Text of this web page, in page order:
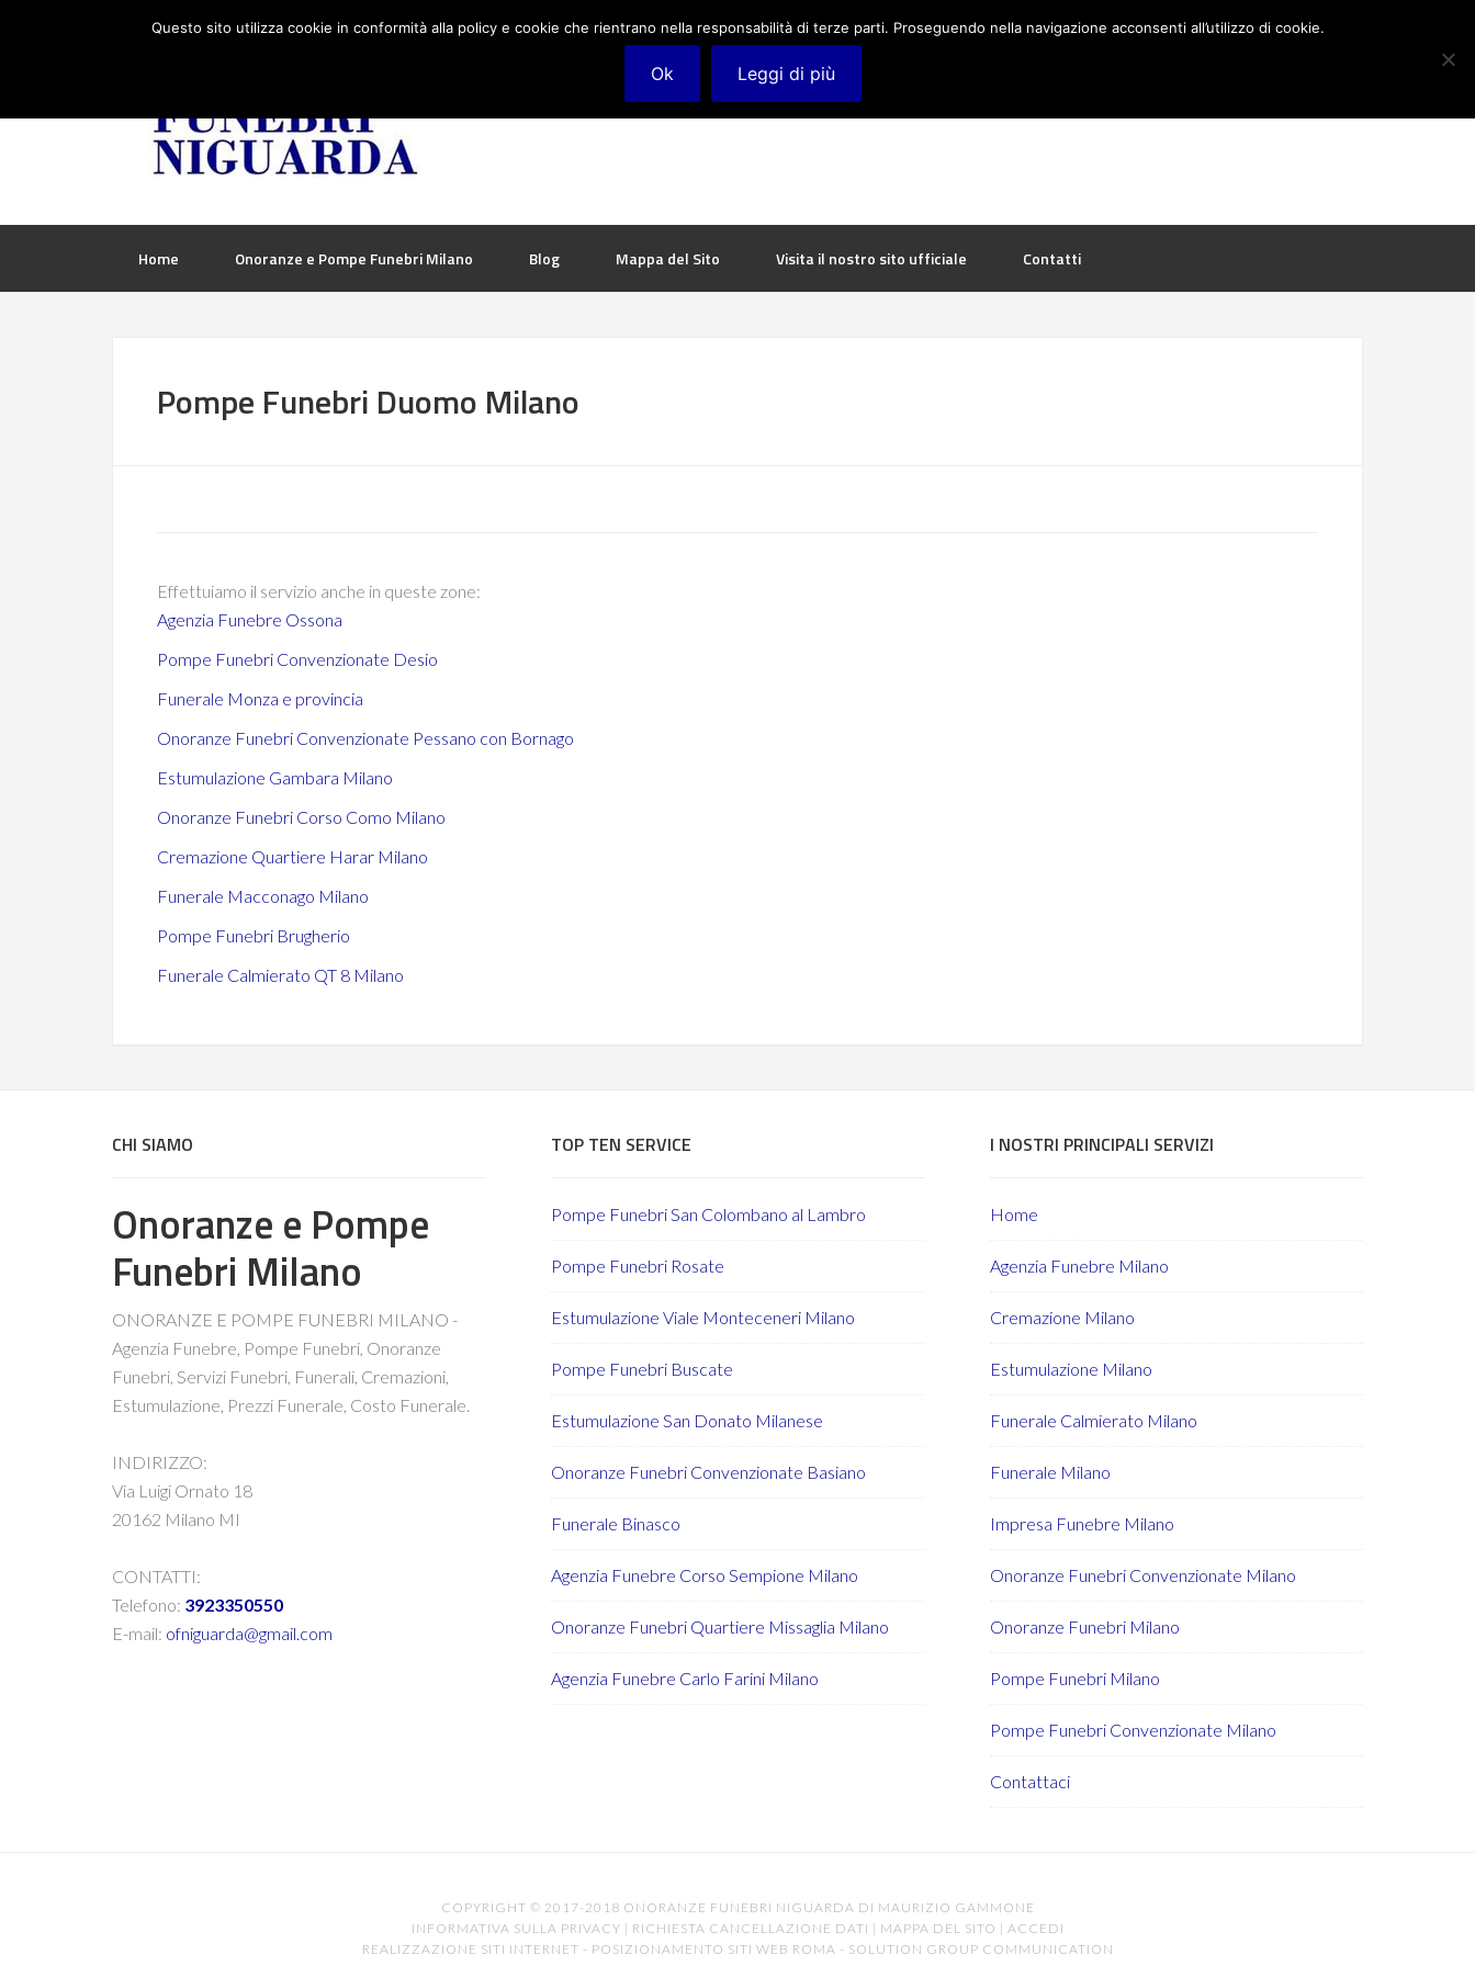
Home Onoranze e Pompe Funebri Milano Blog Mappa del Sito Visita il nostro sito ufficiale Contatti
Pompe Funebri Duomo Milano
Effettuiamo il servizio anche in queste zone:
Agenzia Funebre Ossona
Pompe Funebri Convenzionate Desio
Funerale Monza e provincia
Onoranze Funebri Convenzionate Pessano con Bornago
Estumulazione Gambara Milano
Onoranze Funebri Corso Como Milano
Cremazione Quartiere Harar Milano
Funerale Macconago Milano
Pompe Funebri Brugherio
Funerale Calmierato QT 8 Milano
CHI SIAMO
Onoranze e Pompe
Funebri Milano
ONORANZE E POMPE FUNEBRI MILANO -
Agenzia Funebre, Pompe Funebri, Onoranze
Funebri, Servizi Funebri, Funerali, Cremazioni,
Estumulazione, Prezzi Funerale, Costo Funerale.
INDIRIZZO:
Via Luigi Ornato 18
20162 Milano MI
CONTATTI:
Telefono: 3923350550
E-mail: ofniguarda@gmail.com
TOP TEN SERVICE
Pompe Funebri San Colombano al Lambro
Pompe Funebri Rosate
Estumulazione Viale Monteceneri Milano
Pompe Funebri Buscate
Estumulazione San Donato Milanese
Onoranze Funebri Convenzionate Basiano
Funerale Binasco
Agenzia Funebre Corso Sempione Milano
Onoranze Funebri Quartiere Missaglia Milano
Agenzia Funebre Carlo Farini Milano
I NOSTRI PRINCIPALI SERVIZI
Home
Agenzia Funebre Milano
Cremazione Milano
Estumulazione Milano
Funerale Calmierato Milano
Funerale Milano
Impresa Funebre Milano
Onoranze Funebri Convenzionate Milano
Onoranze Funebri Milano
Pompe Funebri Milano
Pompe Funebri Convenzionate Milano
Contattaci
COPYRIGHT © 2017-2018 ONORANZE FUNEBRI NIGUARDA DI MAURIZIO GAMMONE
INFORMATIVA SULLA PRIVACY | RICHIESTA CANCELLAZIONE DATI | MAPPA DEL SITO | ACCEDI
REALIZZAZIONE SITI INTERNET - POSIZIONAMENTO SITI WEB ROMA - SOLUTION GROUP COMMUNICATION
Questo sito utilizza cookie in conformità alla policy e cookie che rientrano nella responsabilità di terze parti. Proseguendo nella navigazione acconsenti all’utilizzo di cookie.
Ok Leggi di più